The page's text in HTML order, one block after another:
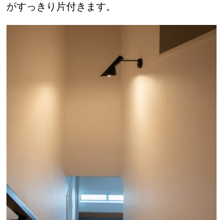
がすっきり片付きます。